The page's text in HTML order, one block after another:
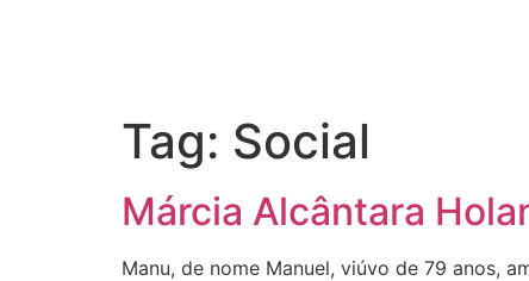
Tag: Social
Márcia Alcântara
Manu, de nome Manuel, viúvo de 79 anos,